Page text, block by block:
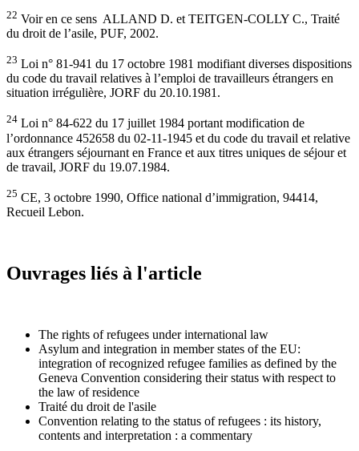
22 Voir en ce sens ALLAND D. et TEITGEN-COLLY C., Traité
du droit de l’asile, PUF, 2002.
23 Loi n° 81-941 du 17 octobre 1981 modifiant diverses dispositions
du code du travail relatives à l’emploi de travailleurs étrangers en
situation irrégulière, JORF du 20.10.1981.
24 Loi n° 84-622 du 17 juillet 1984 portant modification de
l’ordonnance 452658 du 02-11-1945 et du code du travail et relative
aux étrangers séjournant en France et aux titres uniques de séjour et
de travail, JORF du 19.07.1984.
25 CE, 3 octobre 1990, Office national d’immigration, 94414,
Recueil Lebon.
Ouvrages liés à l'article
The rights of refugees under international law
Asylum and integration in member states of the EU:
integration of recognized refugee families as defined by the
Geneva Convention considering their status with respect to
the law of residence
Traité du droit de l'asile
Convention relating to the status of refugees : its history,
contents and interpretation : a commentary